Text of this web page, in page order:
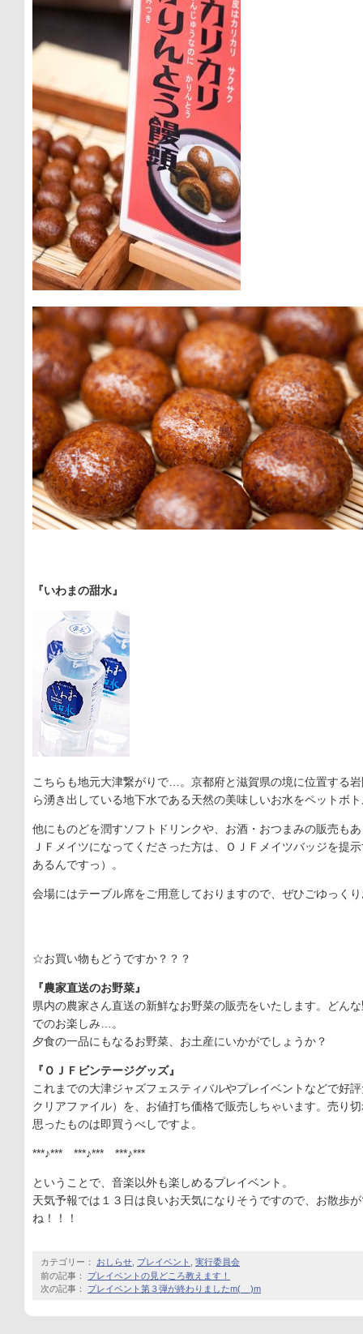
『いわまの甜水』
こちらも地元大津繋がりで…。京都府と滋賀県の境に位置する
ら湧き出している地下水である天然の美味しいお水をペットボ
他にものどを潤すソフトドリンクや、お酒・おつまみの販売も
ＪＦメイツになってくださった方は、ＯＪＦメイツバッジを提
あるんですっ）。
会場にはテーブル席をご用意しておりますので、ぜひごゆっく
☆お買い物もどうですか？？？
『農家直送のお野菜』
県内の農家さん直送の新鮮なお野菜の販売をいたします。どん
でのお楽しみ…。
夕食の一品にもなるお野菜、お土産にいかがでしょうか？
『ＯＪＦビンテージグッズ』
これまでの大津ジャズフェスティバルやプレイベントなどで好
クリアファイル）を、お値打ち価格で販売しちゃいます。売り
思ったものは即買うべしですよ。
***♪*** ***♪*** ***♪***
ということで、音楽以外も楽しめるプレイベント。
天気予報では１３日は良いお天気になりそうですので、お散歩
ね！！！
カテゴリー： おしらせ プレイベント
実行委員会
前の記事： プレイベントの見どころ教えます！
次の記事： プレイベント第３弾が終わりましたm(__)m